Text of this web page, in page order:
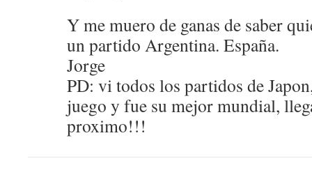
Y me muero de ganas de saber
un partido Argentina. España.
Jorge
PD: vi todos los partidos de
juego y fue su mejor mundial,
proximo!!!